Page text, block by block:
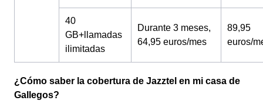
40
GB+llamadas
ilimitadas
Durante 3 meses,
64,95 euros/mes
89,95
euros/
¿Cómo saber la cobertura de Jazztel en mi casa de
Gallegos?